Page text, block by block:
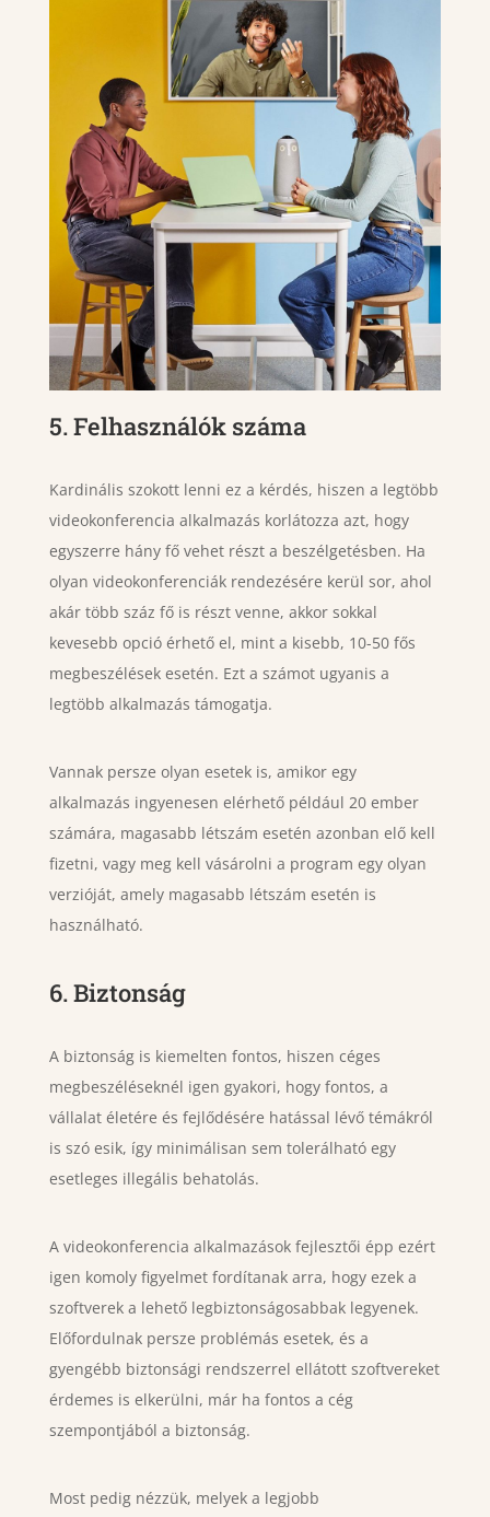
5. Felhasználók száma
Kardinális szokott lenni ez a kérdés, hiszen a legtöbb
videokonferencia alkalmazás korlátozza azt, hogy
egyszerre hány fő vehet részt a beszélgetésben. Ha
olyan videokonferenciák rendezésére kerül sor, ahol
akár több száz fő is részt venne, akkor sokkal
kevesebb opció érhető el, mint a kisebb, 10-50 fős
megbeszélések esetén. Ezt a számot ugyanis a
legtöbb alkalmazás támogatja.
Vannak persze olyan esetek is, amikor egy
alkalmazás ingyenesen elérhető például 20 ember
számára, magasabb létszám esetén azonban elő kell
fizetni, vagy meg kell vásárolni a program egy olyan
verzióját, amely magasabb létszám esetén is
használható.
6. Biztonság
A biztonság is kiemelten fontos, hiszen céges
megbeszéléseknél igen gyakori, hogy fontos, a
vállalat életére és fejlődésére hatással lévő témákról
is szó esik, így minimálisan sem tolerálható egy
esetleges illegális behatolás.
A videokonferencia alkalmazások fejlesztői épp ezért
igen komoly figyelmet fordítanak arra, hogy ezek a
szoftverek a lehető legbiztonságosabbak legyenek.
Előfordulnak persze problémás esetek, és a
gyengébb biztonsági rendszerrel ellátott szoftvereket
érdemes is elkerülni, már ha fontos a cég
szempontjából a biztonság.
Most pedig nézzük, melyek a legjobb